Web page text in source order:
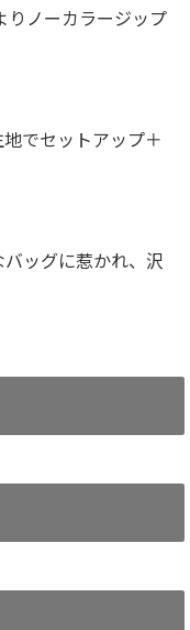
ノーカラージップ
でセットアップ＋
バッグに惹かれ、沢